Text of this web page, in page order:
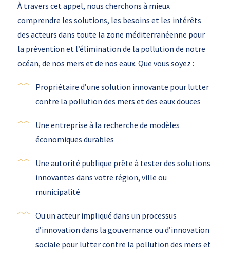
À travers cet appel, nous cherchons à mieux
comprendre les solutions, les besoins et les intérêts
des acteurs dans toute la zone méditerranéenne pour
la prévention et l’élimination de la pollution de notre
océan, de nos mers et de nos eaux. Que vous soyez :
Propriétaire d’une solution innovante pour lutter
contre la pollution des mers et des eaux douces
Une entreprise à la recherche de modèles
économiques durables
Une autorité publique prête à tester des solutions
innovantes dans votre région, ville ou
municipalité
Ou un acteur impliqué dans un processus
d’innovation dans la gouvernance ou d’innovation
sociale pour lutter contre la pollution des mers et